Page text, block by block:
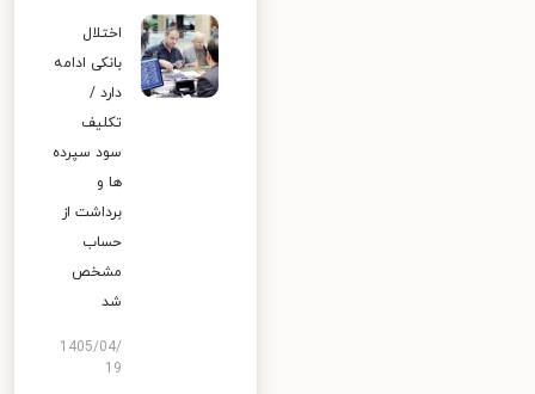
اختلال
بانکی ادامه
دارد /
تکلیف
سود سپرده
ها و
برداشت از
حساب
مشخص
شد
1405/04/
19